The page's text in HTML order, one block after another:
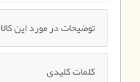
توضیحات در مورد این کالا
کلمات کلیدی